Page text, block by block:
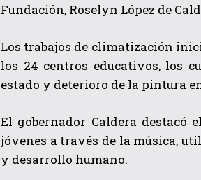
QUIERO
He leído y acepto las
Fundación, Roselyn López de
Los trabajos de climatización
los 24 centros educativos, los
estado y deterioro de la pintura
El gobernador Caldera
jóvenes a través de la música,
y desarrollo humano.